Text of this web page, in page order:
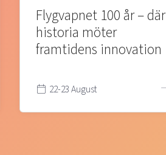
Flygvapnet 100 år – där
historia möter
framtidens innovation
22-23 August